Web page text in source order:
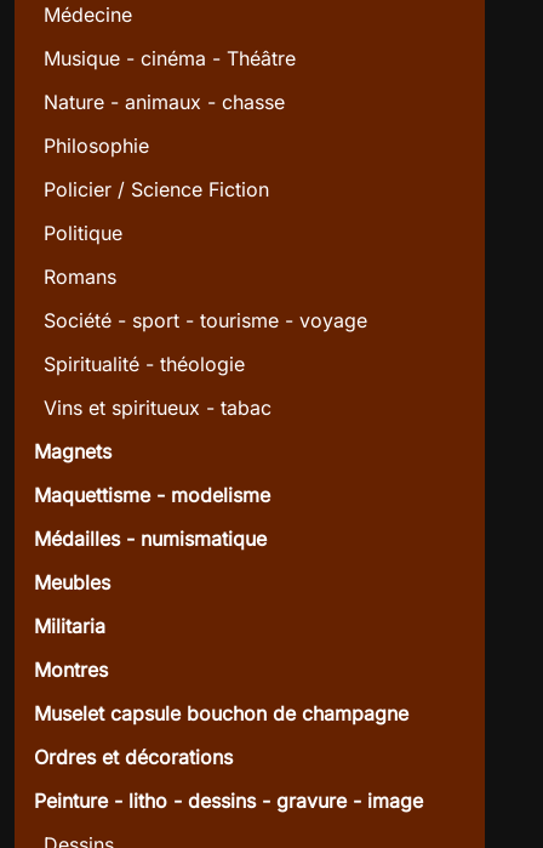
Médecine
Musique - cinéma - Théâtre
Nature - animaux - chasse
Philosophie
Policier / Science Fiction
Politique
Romans
Société - sport - tourisme - voyage
Spiritualité - théologie
Vins et spiritueux - tabac
Magnets
Maquettisme - modelisme
Médailles - numismatique
Meubles
Militaria
Montres
Muselet capsule bouchon de champagne
Ordres et décorations
Peinture - litho - dessins - gravure - image